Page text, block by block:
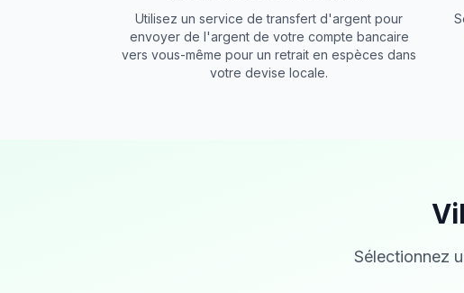
Utilisez un service de transfert d'argent pour
envoyer de l'argent de votre compte bancaire
vers vous-même pour un retrait en espèces dans
votre devise locale.
Sélectionnez